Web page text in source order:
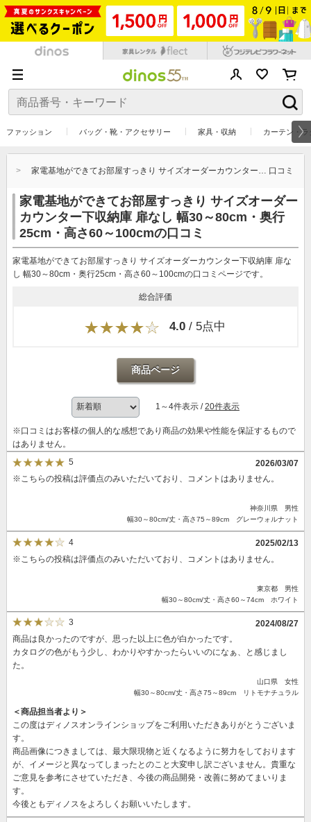
ファッション バッグ・靴・アクセサリー 家具・収納 カーテン・
家電基地ができてお部屋すっきり サイズオーダーカウンター… 口コミ
家電基地ができてお部屋すっきり サイズオーダー
カウンター下収納庫 扉なし 幅30～80cm・奥行
25cm・高さ60～100cmの口コミ
家電基地ができてお部屋すっきり サイズオーダーカウンター下収納庫 扉な
し 幅30～80cm・奥行25cm・高さ60～100cmの口コミページです。
総合評価
4.0 / 5点中
商品ページ
1～4件表示 /20件表示
※口コミはお客様の個人的な感想であり商品の効果や性能を保証するもので
はありません。
5
2026/03/07
※こちらの投稿は評価点のみいただいており、コメントはありません。
神奈川県 男性
幅30～80cm/丈・高さ75～89cm グレーウォルナット
4
2025/02/13
※こちらの投稿は評価点のみいただいており、コメントはありません。
東京都 男性
幅30～80cm/丈・高さ60～74cm ホワイト
3
2024/08/27
商品は良かったのですが、思った以上に色が白かったです。
カタログの色がもう少し、わかりやすかったらいいのになぁ、と感じまし
た。
山口県 女性
幅30～80cm/丈・高さ75～89cm リトモナチュラル
＜商品担当者より＞
この度はディノスオンラインショップをご利用いただきありがとうございま
す。
商品画像につきましては、最大限現物と近くなるように努力をしております
が、イメージと異なってしまったとのこと大変申し訳ございません。貴重な
ご意見を参考にさせていただき、今後の商品開発・改善に努めてまいりま
す。
今後ともディノスをよろしくお願いいたします。